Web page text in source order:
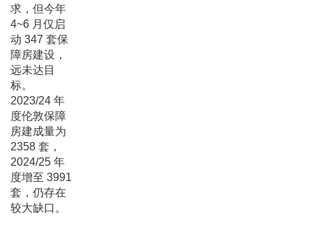
求，但今年
4~6 月仅启
动 347 套保
障房建设，
远未达目
标。
2023/24 年
度伦敦保障
房建成量为
2358 套，
2024/25 年
度增至 3991
套，仍存在
较大缺口。